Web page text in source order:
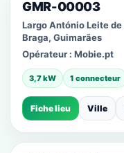
GMR-00003
Largo António Leite
Braga, Guimarães
Opérateur : Mobie.pt
3,7 kW 1 connecteur
Fiche lieu Ville